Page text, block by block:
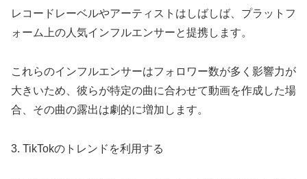
レコードレーベルやアーティストはしばしば、プラットフ
ォーム上の人気インフルエンサーと提携します。
これらのインフルエンサーはフォロワー数が多く影響力が
大きいため、彼らが特定の曲に合わせて動画を作成した場
合、その曲の露出は劇的に増加します。
3. TikTokのトレンドを利用する